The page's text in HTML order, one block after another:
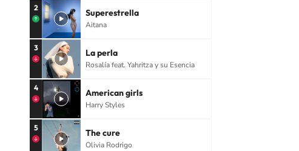
2 Superestrella
Aitana
3 La perla
Rosalía feat. Yahritza y su Esencia
4 American girls
Harry Styles
5 The cure
Olivia Rodrigo